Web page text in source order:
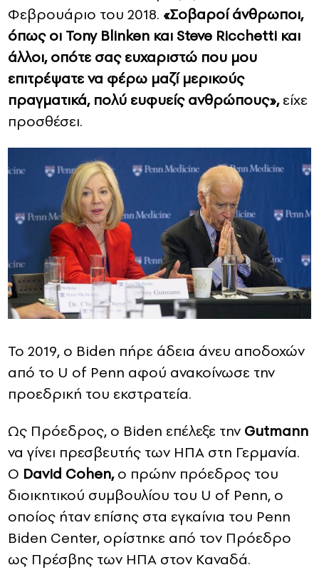
Φεβρουάριο του 2018. «Σοβαροί άνθρωποι,
όπως οι Tony Blinken και Steve Ricchetti και
άλλοι, οπότε σας ευχαριστώ που μου
επιτρέψατε να φέρω μαζί μερικούς
πραγματικά, πολύ ευφυείς ανθρώπους»,είχε
προσθέσει.
Το 2019, ο Biden πήρε άδεια άνευ αποδοχών
από το U of Penn αφού ανακοίνωσε την
προεδρική του εκστρατεία.
Ως Πρόεδρος, ο Biden επέλεξε την Gutmann
να γίνει πρεσβευτής των ΗΠΑ στη Γερμανία.
Ο David Cohen,ο πρώην πρόεδρος του
διοικητικού συμβουλίου του U of Penn, ο
οποίος ήταν επίσης στα εγκαίνια του Penn
Biden Center, ορίστηκε από τον Πρόεδρο
ως Πρέσβης των ΗΠΑ στον Καναδά.